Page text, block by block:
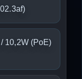
10,2W (PoE)